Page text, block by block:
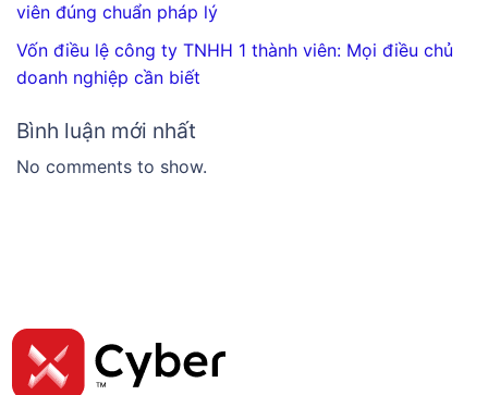
viên đúng chuẩn pháp lý
Vốn điều lệ công ty TNHH 1 thành viên: Mọi điều chủ
doanh nghiệp cần biết
Bình luận mới nhất
No comments to show.